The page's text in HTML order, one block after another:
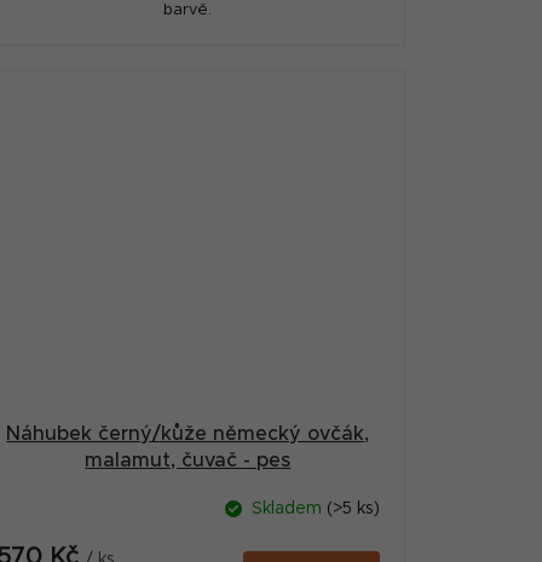
barvě.
Náhubek černý/kůže německý ovčák,
malamut, čuvač - pes
Skladem (>5 ks)
Kč